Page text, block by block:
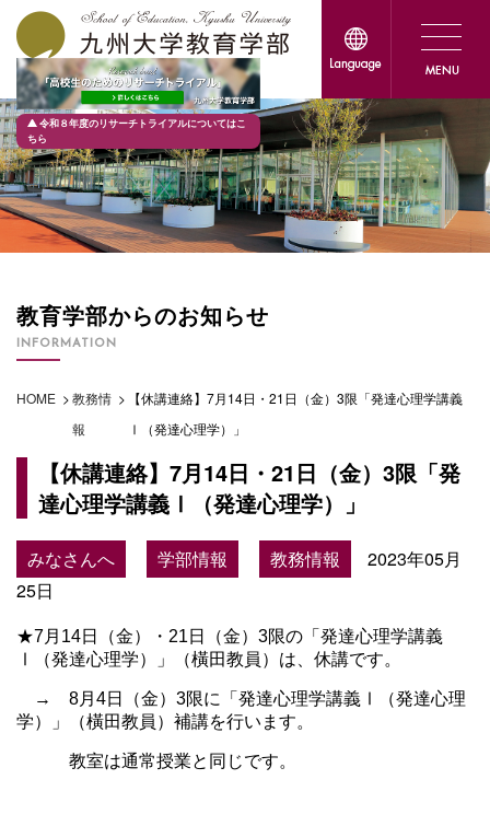
令和８年度のリサーチトライアルについてはこ
ちら
教育学部からのお知らせ
INFORMATION
HOME >教務情
報
> 【休講連絡】7月14日・21日（金）3限「発達心理学講義
Ⅰ（発達心理学）」
【休講連絡】7月14日・21日（金）3限「発
達心理学講義Ⅰ（発達心理学）」
みなさんへ 学部情報 教務情報
2023年05月
25日
★7月14日（金）・21日（金）3限の「発達心理学講義
Ⅰ（発達心理学）」（橫田教員）は、休講です。
→　8月4日（金）3限に「発達心理学講義Ⅰ（発達心理
学）」（橫田教員）補講を行います。
教室は通常授業と同じです。